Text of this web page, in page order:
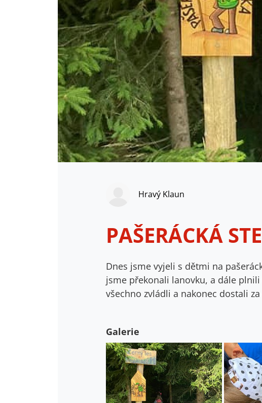
Hravý Klaun
PAŠERÁCKÁ
Dnes jsme vyjeli s dětmi na
jsme překonali lanovku, a dále
všechno zvládli a nakonec dostali
Galerie